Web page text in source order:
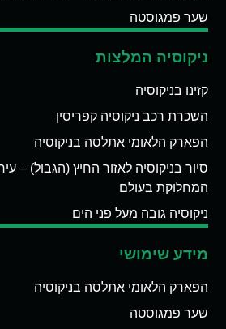
שער פמגוסטה
ניקוסיה המלצות
קזינו בניקוסיה
השכרת רכב ניקוסיה קפריסין
הפארק הלאומי אתלסה בניקוסיה
סיור בניקוסיה לאזור החיץ (הגבול) –
המחלוקת בעולם
ניקוסיה גובה מעל פני הים
מידע שימושי
הפארק הלאומי אתלסה בניקוסיה
שער פמגוסטה